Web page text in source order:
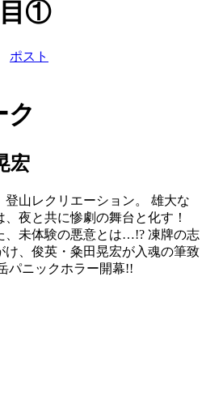
目①
ポスト
ク
宏
山レクリエーション。 雄大な
夜と共に惨劇の舞台と化す！
、未体験の悪意とは…!? 凍牌の志
、俊英・粂田晃宏が入魂の筆致
パニックホラー開幕!!